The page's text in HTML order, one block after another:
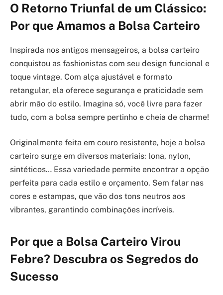
O Retorno Triunfal de um Clássico:
Por que Amamos a Bolsa Carteiro
Inspirada nos antigos mensageiros, a bolsa carteiro
conquistou as fashionistas com seu design funcional e
toque vintage. Com alça ajustável e formato
retangular, ela oferece segurança e praticidade sem
abrir mão do estilo. Imagina só, você livre para fazer
tudo, com a bolsa sempre pertinho e cheia de charme!
Originalmente feita em couro resistente, hoje a bolsa
carteiro surge em diversos materiais: lona, nylon,
sintéticos… Essa variedade permite encontrar a opção
perfeita para cada estilo e orçamento. Sem falar nas
cores e estampas, que vão dos tons neutros aos
vibrantes, garantindo combinações incríveis.
Por que a Bolsa Carteiro Virou
Febre? Descubra os Segredos do
Sucesso